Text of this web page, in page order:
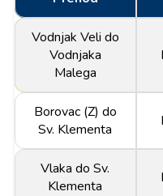
Vodnjak Veli do
Vodnjaka
Malega
Borovac (Z) do
Sv. Klementa
Vlaka do Sv.
Klementa